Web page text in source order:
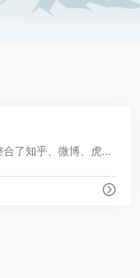
浑水阅读提供一站式热搜榜单服务，整合了知乎、微博、虎扑、抖音、今日头条、贴吧、豆瓣等众多流行平台的热议话题。